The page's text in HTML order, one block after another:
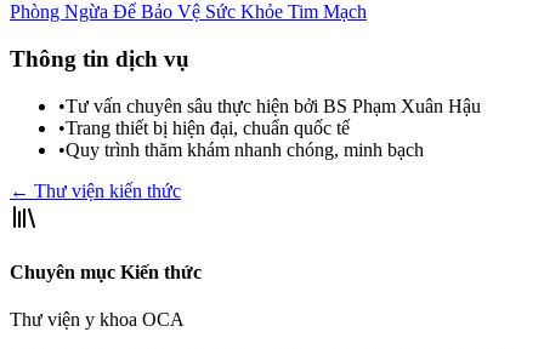
Phòng Ngừa Để Bảo Vệ Sức Khỏe Tim Mạch
Thông tin dịch vụ
•Tư vấn chuyên sâu thực hiện bởi BS Phạm Xuân Hậu
•Trang thiết bị hiện đại, chuẩn quốc tế
•Quy trình thăm khám nhanh chóng, minh bạch
← Thư viện kiến thức
Chuyên mục Kiến thức
Thư viện y khoa OCA